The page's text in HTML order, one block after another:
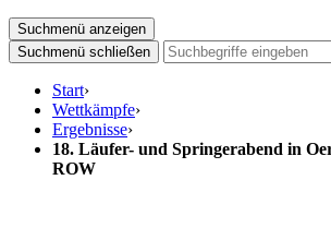
Suchmenü anzeigen
Suchmenü schließen
Start›
Wettkämpfe›
Ergebnisse›
18. Läufer- und Springerabend in
ROW